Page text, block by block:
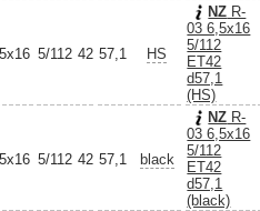
5/112 42 57,1 HS
NZ R-
03 6,5x16
5/112
ET42
d57,1
(HS)
5/112 42 57,1 black
NZ R-
03 6,5x16
5/112
ET42
d57,1
(black)